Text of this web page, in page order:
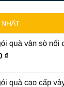
quà vân sò nổi
₫
quà cao cấp